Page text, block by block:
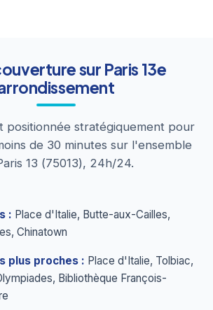
sur Paris 13e
positionnée stratégiquement pour
de 30 minutes sur l'ensemble
13 (75013), 24h/24.
: Place d'Italie, Butte-aux-Cailles,
Chinatown
plus proches : Place d'Italie, Tolbiac,
Bibliothèque François-